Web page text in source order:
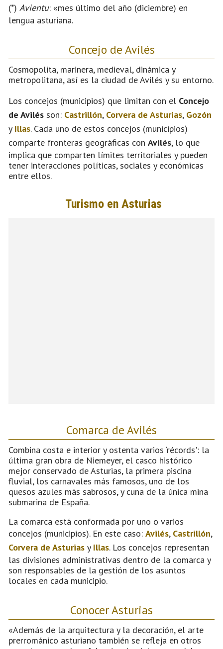
(*) Avientu: «mes último del año (diciembre) en
lengua asturiana.
Concejo de Avilés
Cosmopolita, marinera, medieval, dinámica y
metropolitana, así es la ciudad de Avilés y su entorno.
Los concejos (municipios) que limitan con el Concejo
de Avilés son: Castrillón, Corvera de Asturias, Gozón
y Illas. Cada uno de estos concejos (municipios)
comparte fronteras geográficas con Avilés, lo que
implica que comparten límites territoriales y pueden
tener interacciones políticas, sociales y económicas
entre ellos.
Comarca de Avilés
Combina costa e interior y ostenta varios ‘récords': la
última gran obra de Niemeyer, el casco histórico
mejor conservado de Asturias, la primera piscina
fluvial, los carnavales más famosos, uno de los
quesos azules más sabrosos, y cuna de la única mina
submarina de España.
La comarca está conformada por uno o varios
concejos (municipios). En este caso: Avilés, Castrillón,
Corvera de Asturias y Illas. Los concejos representan
las divisiones administrativas dentro de la comarca y
son responsables de la gestión de los asuntos
locales en cada municipio.
Conocer Asturias
«Además de la arquitectura y la decoración, el arte
prerrománico asturiano también se refleja en otros